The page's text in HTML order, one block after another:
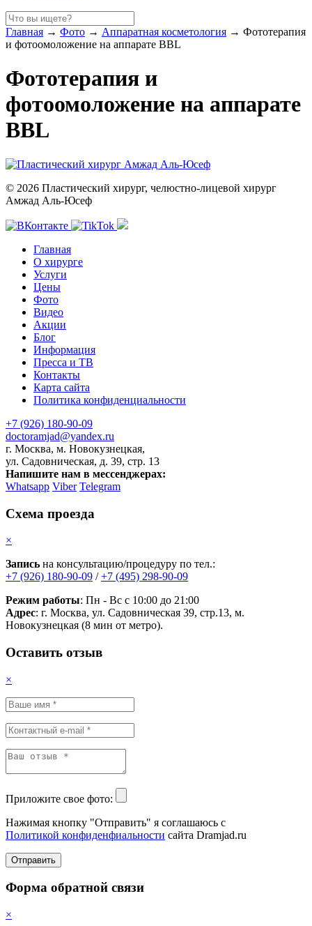
Главная → Фото → Аппаратная косметология → Фототерапия
и фотоомоложение на аппарате BBL
Фототерапия и
фотоомоложение на аппарате
BBL
© 2026 Пластический хирург, челюстно-лицевой хирург
Амжад Аль-Юсеф
Главная
О хирурге
Услуги
Цены
Фото
Видео
Акции
Блог
Информация
Пресса и ТВ
Контакты
Карта сайта
Политика конфиденциальности
+7 (926) 180-90-09
doctoramjad@yandex.ru
г. Москва, м. Новокузнецкая,
ул. Садовническая, д. 39, стр. 13
Напишите нам в мессенджерах:
Whatsapp Viber Telegram
Схема проезда
×
Запись на консультацию/процедуру по тел.:
+7 (926) 180-90-09 /+7 (495) 298-90-09
Режим работы: Пн - Вс с 10:00 до 21:00
Адрес: г. Москва, ул. Садовническая 39, стр.13, м.
Новокузнецкая (8 мин от метро).
Оставить отзыв
×
Приложите свое фото:
Нажимая кнопку "Отправить" я соглашаюсь с
Политикой конфиденфиальности сайта Dramjad.ru
Отправить
Форма обратной связи
×